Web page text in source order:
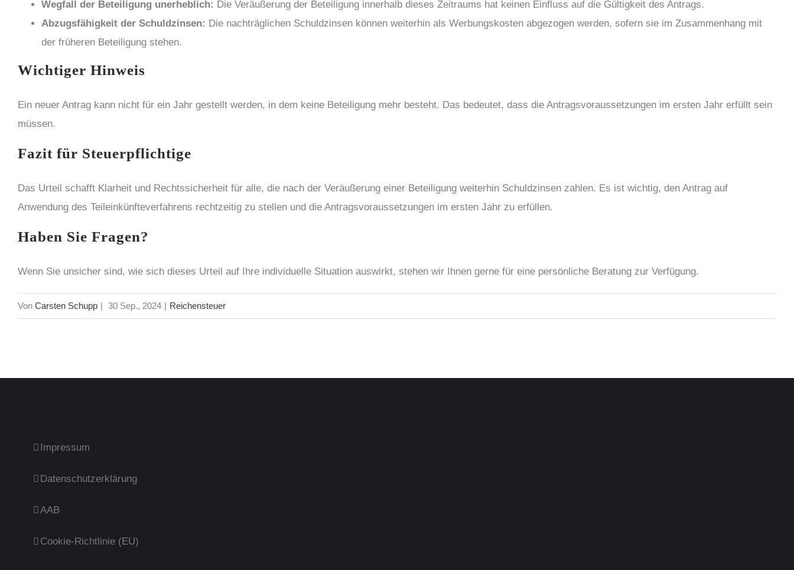
Wegfall der Beteiligung unerheblich: Die Veräußerung der Beteiligung innerhalb dieses Zeitraums hat keinen Einfluss auf die Gültigkeit des Antrags.
Abzugsfähigkeit der Schuldzinsen: Die nachträglichen Schuldzinsen können weiterhin als Werbungskosten abgezogen werden, sofern sie im Zusammenhang mit
der früheren Beteiligung stehen.
Wichtiger Hinweis
Ein neuer Antrag kann nicht für ein Jahr gestellt werden, in dem keine Beteiligung mehr besteht. Das bedeutet, dass die Antragsvoraussetzungen im ersten Jahr erfüllt sein
müssen.
Fazit für Steuerpflichtige
Das Urteil schafft Klarheit und Rechtssicherheit für alle, die nach der Veräußerung einer Beteiligung weiterhin Schuldzinsen zahlen. Es ist wichtig, den Antrag auf
Anwendung des Teileinkünfteverfahrens rechtzeitig zu stellen und die Antragsvoraussetzungen im ersten Jahr zu erfüllen.
Haben Sie Fragen?
Wenn Sie unsicher sind, wie sich dieses Urteil auf Ihre individuelle Situation auswirkt, stehen wir Ihnen gerne für eine persönliche Beratung zur Verfügung.
Von Carsten Schupp | 30 Sep., 2024 | Reichensteuer
Impressum
Datenschutzerklärung
AAB
Cookie-Richtlinie (EU)